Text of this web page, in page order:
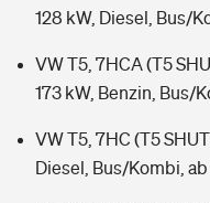
Kinderunfall-Check:
Typklassen: So ist Ihr
128 kW, Diesel, Bus/
VW T5, 7HCA (T5
173 kW, Benzin, Bus/
VW T5, 7HC (T5
Diesel, Bus/Kombi,